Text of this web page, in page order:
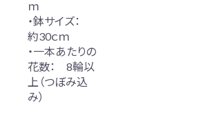
ｍ
・鉢サイズ：
約30ｃｍ
・一本あたりの
花数： 8輪以
上（つぼみ込
み）